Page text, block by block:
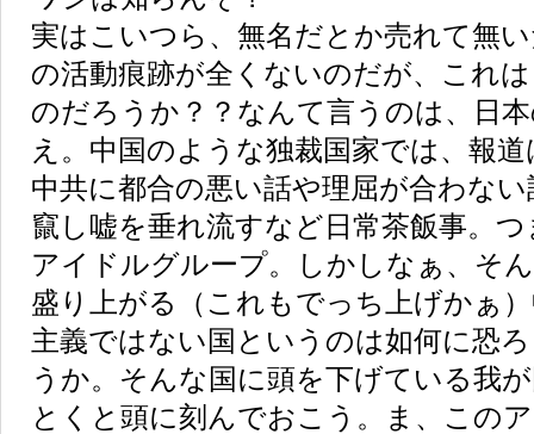
実はこいつら、無名だとか売れて無
の活動痕跡が全くないのだが、これ
のだろうか？？なんて言うのは、日
え。中国のような独裁国家では、報
中共に都合の悪い話や理屈が合わな
竄し嘘を垂れ流すなど日常茶飯事。
アイドルグループ。しかしなぁ、そ
盛り上がる（これもでっち上げかぁ
主義ではない国というのは如何に恐
うか。そんな国に頭を下げている我
とくと頭に刻んでおこう。ま、この